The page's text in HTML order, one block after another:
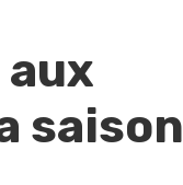
saison